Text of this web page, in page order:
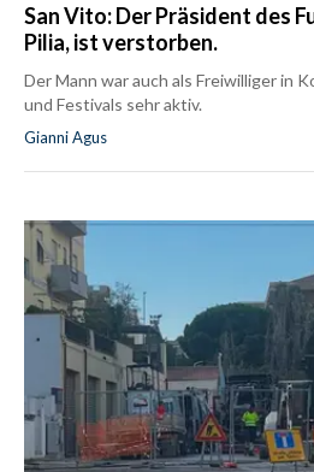
San Vito: Der Präsident des
Pilia, ist verstorben.
Der Mann war auch als Freiwilliger in
und Festivals sehr aktiv.
Gianni Agus